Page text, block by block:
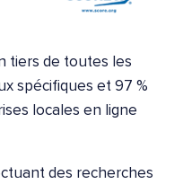
tiers de toutes les
spécifiques et 97 %
locales en ligne
des recherches